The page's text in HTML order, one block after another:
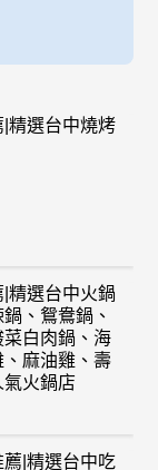
精選台中燒烤
精選台中火鍋
、鴛鴦鍋、
白肉鍋、海
麻油雞、壽
火鍋店
|精選台中吃